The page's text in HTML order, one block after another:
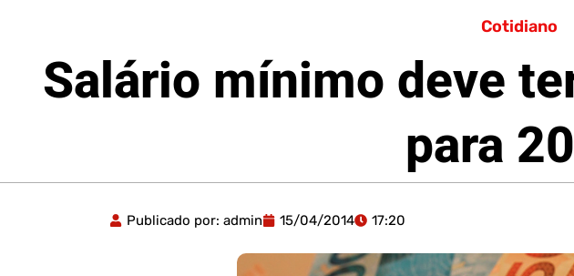
Cotidiano
Salário mínimo deve
para
Publicado por: admin 15/04/2014 17:20